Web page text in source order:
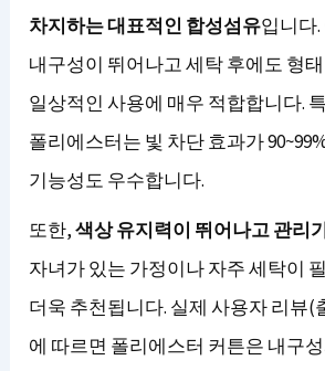
차지하는 대표적인 합성섬유입니다
내구성이 뛰어나고 세탁 후에도 형
일상적인 사용에 매우 적합합니다.
폴리에스터는 빛 차단 효과가
기능성도 우수합니다.
또한,색상 유지력이 뛰어나고 관리
자녀가 있는 가정이나 자주 세탁이
더욱 추천됩니다. 실제 사용자 리뷰(
에 따르면 폴리에스터 커튼은 내구